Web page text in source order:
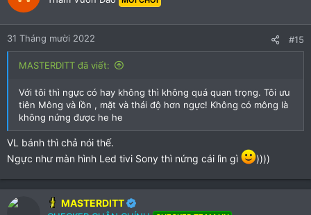
31 Tháng mười 2022 #15
MASTERDITT đã viết:
Với tôi thì ngực có hay không thì không quá quan trọng. Tôi ưu
tiên Mông và lồn , mặt và thái độ hơn ngực! Không có mông là
không nứng được he he
VL bánh thì chả nói thế.
Ngực như màn hình Led tivi Sony thì nứng cái lìn gì
))))
MASTERDITT